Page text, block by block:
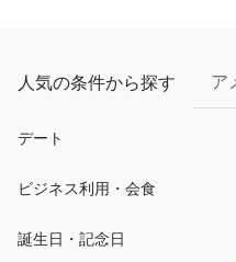
人気の条件から探す ア
デート
ビジネス利用・会食
誕生日・記念日